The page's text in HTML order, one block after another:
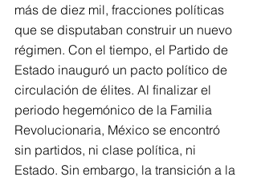
más de diez mil, fracciones políticas
que se disputaban construir un nuevo
régimen. Con el tiempo, el Partido de
Estado inauguró un pacto político de
circulación de élites. Al finalizar el
periodo hegemónico de la Familia
Revolucionaria, México se encontró
sin partidos, ni clase política, ni
Estado. Sin embargo, la transición a la